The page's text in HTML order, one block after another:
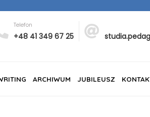
Telefon
+48 41 349 67 25
ARCHIWUM JUBILEUSZ